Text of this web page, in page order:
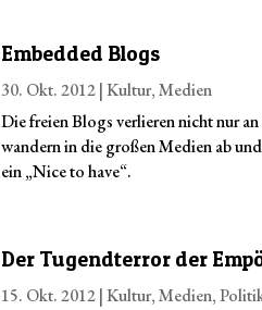
Embedded Blogs
30. Okt. 2012|Kultur,Medien
Die freien Blogs verlieren nicht nur
wandern in die großen Medien ab
ein „Nice to have“.
Der Tugendterror der
15. Okt. 2012|Kultur,Medien,